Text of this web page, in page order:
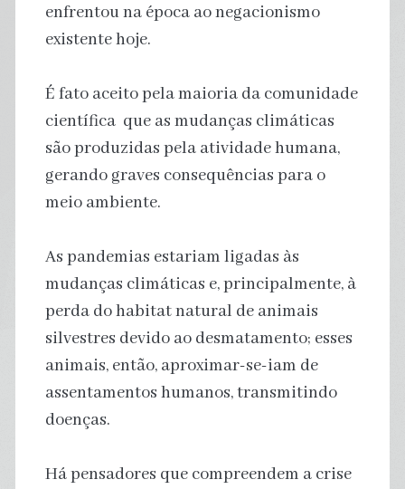
enfrentou na época ao negacionismo
existente hoje.
É fato aceito pela maioria da comunidade
científica que as mudanças climáticas
são produzidas pela atividade humana,
gerando graves consequências para o
meio ambiente.
As pandemias estariam ligadas às
mudanças climáticas e, principalmente, à
perda do habitat natural de animais
silvestres devido ao desmatamento; esses
animais, então, aproximar-se-iam de
assentamentos humanos, transmitindo
doenças.
Há pensadores que compreendem a crise